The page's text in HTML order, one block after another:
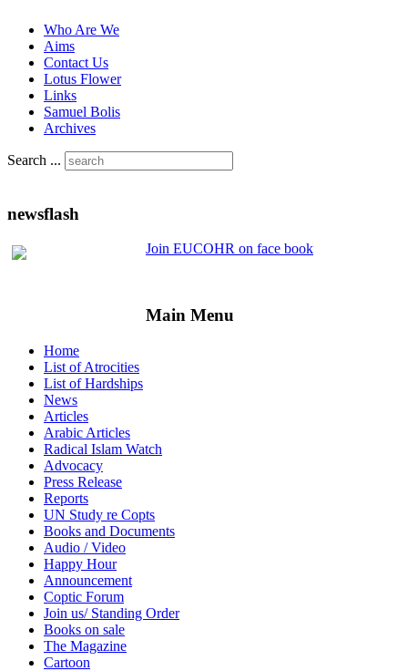
Who Are We
Aims
Contact Us
Lotus Flower
Links
Samuel Bolis
Archives
Search ...
newsflash
Join EUCOHR on face book
Main Menu
Home
List of Atrocities
List of Hardships
News
Articles
Arabic Articles
Radical Islam Watch
Advocacy
Press Release
Reports
UN Study re Copts
Books and Documents
Audio / Video
Happy Hour
Announcement
Coptic Forum
Join us/ Standing Order
Books on sale
The Magazine
Cartoon